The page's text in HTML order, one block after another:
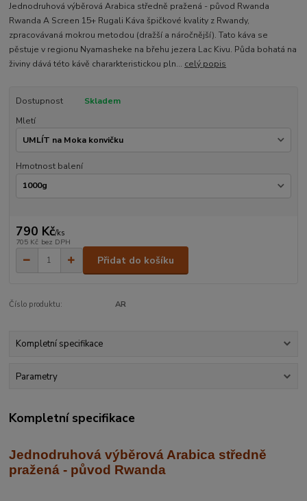
Jednodruhová výběrová Arabica středně pražená - původ Rwanda
Rwanda A Screen 15+ Rugali Káva špičkové kvality z Rwandy,
zpracovávaná mokrou metodou (dražší a náročnější). Tato káva se
pěstuje v regionu Nyamasheke na břehu jezera Lac Kivu. Půda bohatá na
živiny dává této kávě chararkteristickou pln... celý popis
Dostupnost
Skladem
Mletí
Hmotnost balení
790 Kč/ks
705 Kč bez DPH
Přidat do košíku
Číslo produktu: AR
Kompletní specifikace
Parametry
Kompletní specifikace
Jednodruhová výběrová Arabica středně
pražená - původ Rwanda